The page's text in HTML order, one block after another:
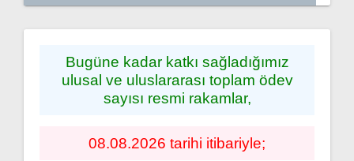
Bugüne kadar katkı sağladığımız
ulusal ve uluslararası toplam ödev
sayısı resmi rakamlar,
08.08.2026 tarihi itibariyle;